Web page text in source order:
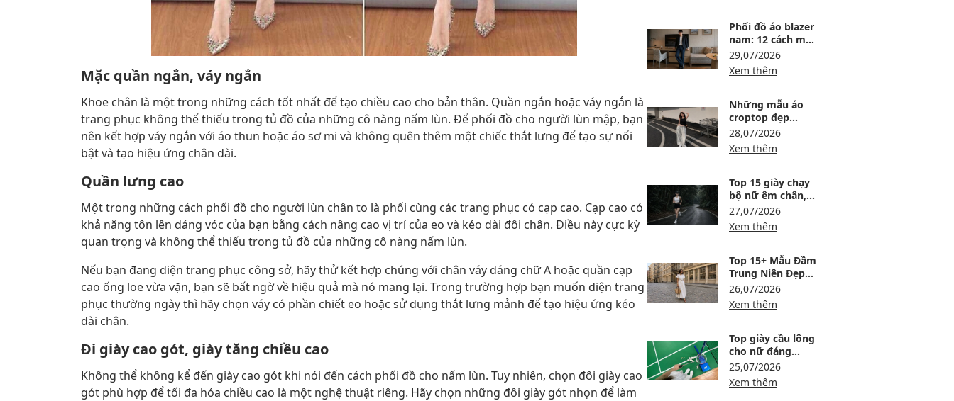
Mặc quần ngắn, váy ngắn
Khoe chân là một trong những cách tốt nhất để tạo chiều cao cho bản thân. Quần ngắn hoặc váy ngắn là
trang phục không thể thiếu trong tủ đồ của những cô nàng nấm lùn. Để phối đồ cho người lùn mập, bạn
nên kết hợp váy ngắn với áo thun hoặc áo sơ mi và không quên thêm một chiếc thắt lưng để tạo sự nổi
bật và tạo hiệu ứng chân dài.
Quần lưng cao
Một trong những cách phối đồ cho người lùn chân to là phối cùng các trang phục có cạp cao. Cạp cao có
khả năng tôn lên dáng vóc của bạn bằng cách nâng cao vị trí của eo và kéo dài đôi chân. Điều này cực kỳ
quan trọng và không thể thiếu trong tủ đồ của những cô nàng nấm lùn.
Nếu bạn đang diện trang phục công sở, hãy thử kết hợp chúng với chân váy dáng chữ A hoặc quần cạp
cao ống loe vừa vặn, bạn sẽ bất ngờ về hiệu quả mà nó mang lại. Trong trường hợp bạn muốn diện trang
phục thường ngày thì hãy chọn váy có phần chiết eo hoặc sử dụng thắt lưng mảnh để tạo hiệu ứng kéo
dài chân.
Đi giày cao gót, giày tăng chiều cao
Không thể không kể đến giày cao gót khi nói đến cách phối đồ cho nấm lùn. Tuy nhiên, chọn đôi giày cao
gót phù hợp để tối đa hóa chiều cao là một nghệ thuật riêng. Hãy chọn những đôi giày gót nhọn để làm
Phối đồ áo blazer
nam: 12 cách mặc
lịch lãm, trẻ và dễ
ứng dụng
29,07/2026
Xem thêm
Những mẫu áo
croptop đẹp
nhất: Top 15 mẫu
dễ phối
28,07/2026
Xem thêm
Top 15 giày chạy
bộ nữ êm chân,
đáng mua tại
Maison Online
27,07/2026
Xem thêm
Top 15+ Mẫu Đầm
Trung Niên Đẹp
Nhất Hiện Nay
26,07/2026
Xem thêm
Top giày cầu lông
cho nữ đáng
tham khảo tại
Maison Online
25,07/2026
Xem thêm